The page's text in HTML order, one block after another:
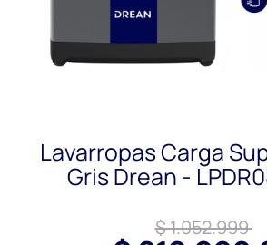
Lavarropas Carga
Gris Drean -
$ 1.052.999